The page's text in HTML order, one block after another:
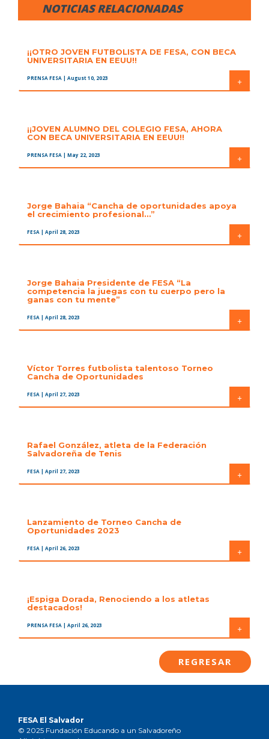
NOTICIAS RELACIONADAS
¡¡OTRO JOVEN FUTBOLISTA DE FESA, CON BECA
UNIVERSITARIA EN EEUU!!
PRENSA FESA | August 10, 2023 +
¡¡JOVEN ALUMNO DEL COLEGIO FESA, AHORA
CON BECA UNIVERSITARIA EN EEUU!!
PRENSA FESA | May 22, 2023 +
Jorge Bahaia “Cancha de oportunidades apoya
el crecimiento profesional…”
FESA | April 28, 2023 +
Jorge Bahaia Presidente de FESA “La
competencia la juegas con tu cuerpo pero la
ganas con tu mente”
FESA | April 28, 2023 +
Víctor Torres futbolista talentoso Torneo
Cancha de Oportunidades
FESA | April 27, 2023 +
Rafael González, atleta de la Federación
Salvadoreña de Tenis
FESA | April 27, 2023 +
Lanzamiento de Torneo Cancha de
Oportunidades 2023
FESA | April 26, 2023 +
¡Espiga Dorada, Renociendo a los atletas
destacados!
PRENSA FESA | April 26, 2023 +
REGRESAR
FESA El Salvador
© 2025 Fundación Educando a un Salvadoreño